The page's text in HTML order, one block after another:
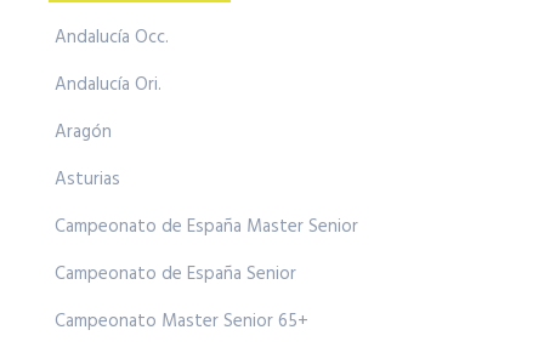
Andalucía Occ.
Andalucía Ori.
Aragón
Asturias
Campeonato de España Master Senior
Campeonato de España Senior
Campeonato Master Senior 65+